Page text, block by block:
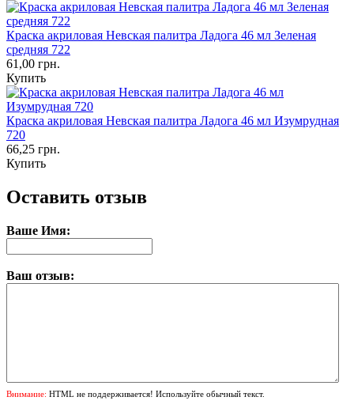
Краска акриловая Невская палитра Ладога 46 мл Зеленая
средняя 722
61,00 грн.
Купить
Краска акриловая Невская палитра Ладога 46 мл Изумрудная
720
66,25 грн.
Купить
Оставить отзыв
Ваше Имя:
Ваш отзыв:
Внимание: HTML не поддерживается! Используйте обычный текст.